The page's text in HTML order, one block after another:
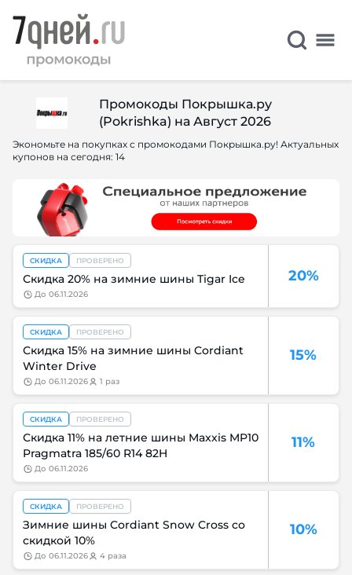
Промокоды Покрышка.ру
(Pokrishka) на Август 2026
Экономьте на покупках с промокодами Покрышка.ру! Актуальных
купонов на сегодня: 14
20%
СКИДКА ПРОВЕРЕНО
Скидка 20% на зимние шины Tigar Ice
до 06.11.2026
15%
СКИДКА ПРОВЕРЕНО
Скидка 15% на зимние шины Cordiant
Winter Drive
до 06.11.2026 1 раз
11%
СКИДКА ПРОВЕРЕНО
Скидка 11% на летние шины Maxxis MP10
Pragmatra 185/60 R14 82H
до 06.11.2026
10%
СКИДКА ПРОВЕРЕНО
Зимние шины Cordiant Snow Cross со
скидкой 10%
до 06.11.2026 4 раза